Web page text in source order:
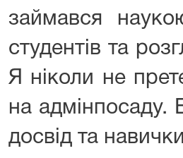
займався
студентів та
Я ніколи не
на
досвід та